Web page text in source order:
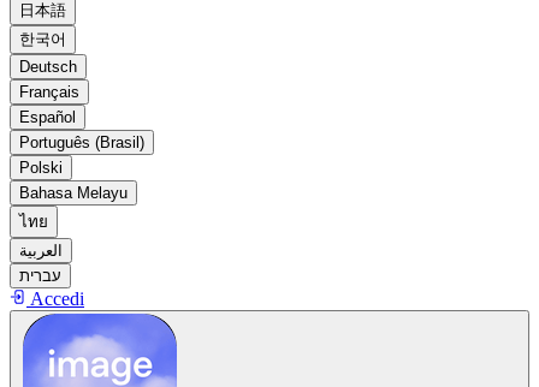
日本語
한국어
Deutsch
Français
Español
Português (Brasil)
Polski
Bahasa Melayu
ไทย
العربية
עברית
Accedi